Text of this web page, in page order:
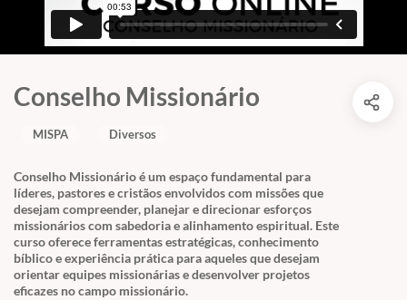
Conselho Missionário
Conselho Missionário é um espaço fundamental para
líderes, pastores e cristãos envolvidos com missões que
desejam compreender, planejar e direcionar esforços
missionários com sabedoria e alinhamento espiritual. Este
curso oferece ferramentas estratégicas, conhecimento
bíblico e experiência prática para aqueles que desejam
orientar equipes missionárias e desenvolver projetos
eficazes no campo missionário.
MISPA Diversos